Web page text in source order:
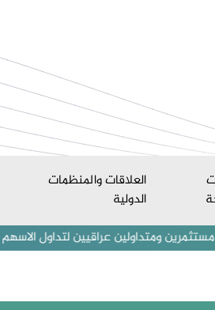
العلاقات والمنظمات
الدولية
عراقيين لتداول الاسهم